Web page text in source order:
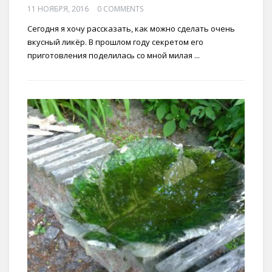
11 НОЯБРЯ, 2016 0 COMMENTS
Сегодня я хочу рассказать, как можно сделать очень
вкусный ликёр. В прошлом году секретом его
приготовления поделилась со мной милая ...